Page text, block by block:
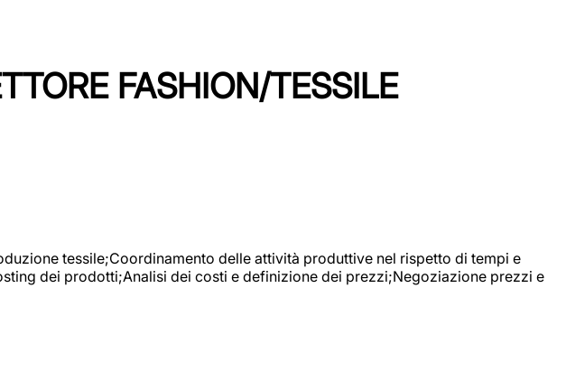
FASHION/TESSILE
tessile;Coordinamento delle attività produttive nel rispetto di tempi e
dei prodotti;Analisi dei costi e definizione dei prezzi;Negoziazione prezzi e